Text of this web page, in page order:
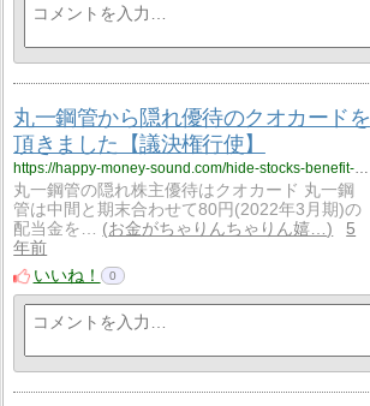
丸一鋼管から隠れ優待のクオカードを
頂きました【議決権行使】
https://happy-money-sound.com/hide-stocks-benefit-maruichikokan/
丸一鋼管の隠れ株主優待はクオカード 丸一鋼
管は中間と期末合わせて80円(2022年3月期)の
配当金を…
お金がちゃりんちゃりん嬉…
5
年前
いいね！
0